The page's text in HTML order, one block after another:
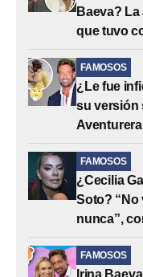
Baeva?
que tuvo
FAMOSOS
¿Le fue
su versión
Aventurera
FAMOSOS
¿Cecilia
Soto? “No
nunca”,
FAMOSOS
Irina